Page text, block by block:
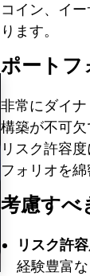
コイン、イ
ります。
ポートフ
非常にダイ
構築が不可
リスク許容
フォリオを
考慮すべ
リスク許容
経験豊富